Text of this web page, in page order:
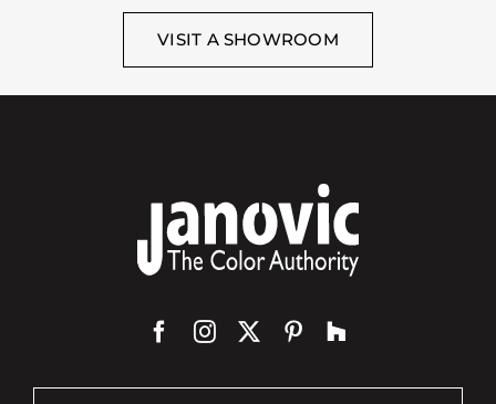
VISIT A SHOWROOM